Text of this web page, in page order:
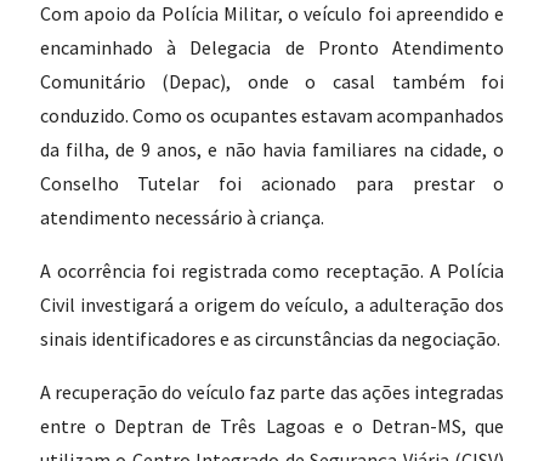
Com apoio da Polícia Militar, o veículo foi apreendido e
encaminhado à Delegacia de Pronto Atendimento
Comunitário (Depac), onde o casal também foi
conduzido. Como os ocupantes estavam acompanhados
da filha, de 9 anos, e não havia familiares na cidade, o
Conselho Tutelar foi acionado para prestar o
atendimento necessário à criança.
A ocorrência foi registrada como receptação. A Polícia
Civil investigará a origem do veículo, a adulteração dos
sinais identificadores e as circunstâncias da negociação.
A recuperação do veículo faz parte das ações integradas
entre o Deptran de Três Lagoas e o Detran-MS, que